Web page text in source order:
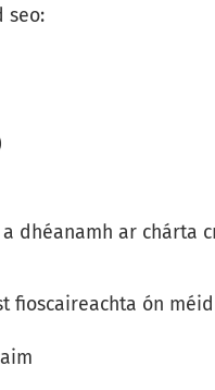
seo:
dhéanamh ar chárta
fioscaireachta ón